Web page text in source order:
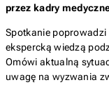
przez kadry
Spotkanie
ekspercką wiedzą
Omówi aktualną
uwagę na wyzwania